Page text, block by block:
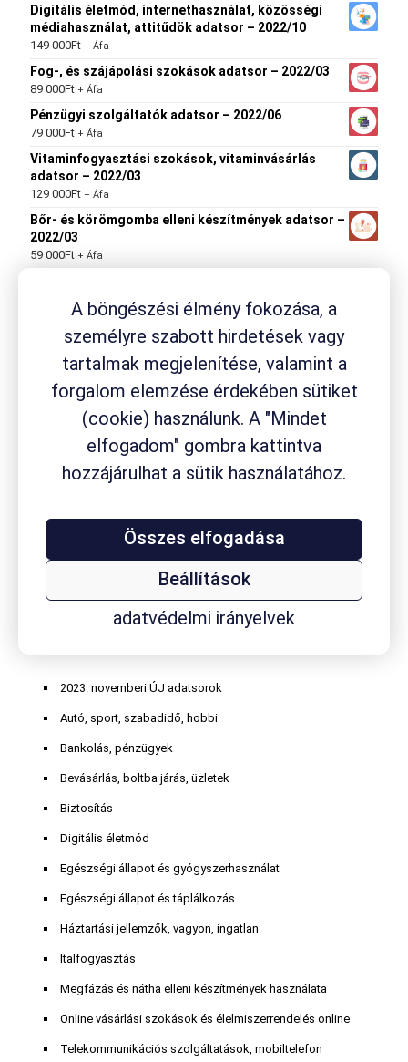
A böngészési élmény fokozása, a
személyre szabott hirdetések vagy
tartalmak megjelenítése, valamint a
forgalom elemzése érdekében sütiket
(cookie) használunk. A "Mindet
elfogadom" gombra kattintva
hozzájárulhat a sütik használatához.
Összes elfogadása
Beállítások
adatvédelmi irányelvek
Digitális életmód, internethasználat, közösségi
médiahasználat, attitűdök adatsor – 2022/10
149 000Ft + Áfa
Fog-, és szájápolási szokások adatsor – 2022/03
89 000Ft + Áfa
Pénzügyi szolgáltatók adatsor – 2022/06
79 000Ft + Áfa
Vitaminfogyasztási szokások, vitaminvásárlás
adatsor – 2022/03
129 000Ft + Áfa
Bőr- és körömgomba elleni készítmények adatsor –
2022/03
59 000Ft + Áfa
Termék címkék
Aleve Ambrobene Aspirin Canesten drogéria fejfájás
Flexagil
Fluimucil fogyási módszer fájdalom fájdalomcsillapító gyógynövény
gyógyszer gyógyszerfogyasztás
gyógyszerkészítmény
gyógyszertár
gyógyszervásárlás gyógytermék hasmenés
homeopátiás szer
Müller online játék orrdugulás
vitaminvásárlás
vény nélkül
kapható szer Wick
2023. novemberi ÚJ adatsorok
Autó, sport, szabadidő, hobbi
Bankolás, pénzügyek
Bevásárlás, boltba járás, üzletek
Biztosítás
Digitális életmód
Egészségi állapot és gyógyszerhasználat
Egészségi állapot és táplálkozás
Háztartási jellemzők, vagyon, ingatlan
Italfogyasztás
Megfázás és nátha elleni készítmények használata
Online vásárlási szokások és élelmiszerrendelés online
Telekommunikációs szolgáltatások, mobiltelefon